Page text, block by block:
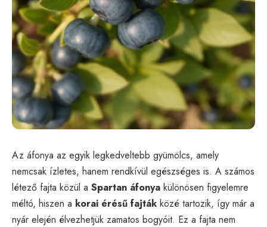
Az áfonya az egyik legkedveltebb gyümölcs, amely
nemcsak ízletes, hanem rendkívül egészséges is. A számos
létező fajta közül a Spartan áfonya különösen figyelemre
méltó, hiszen a korai érésű fajták közé tartozik, így már a
nyár elején élvezhetjük zamatos bogyóit. Ez a fajta nem